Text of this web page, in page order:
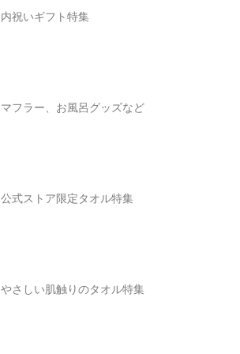
内祝いギフト特集
マフラー、お風呂グッズなど
公式ストア限定タオル特集
やさしい肌触りのタオル特集